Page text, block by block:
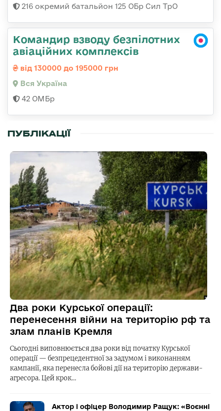
216 окремий батальйон 125 ОБр Сил ТрО
Командир взводу безпілотних
авіаційних комплексів
від 130000 до 195000 грн
Вся Україна
42 ОМБр
ПУБЛІКАЦІЇ
Два роки Курської операції:
перенесення війни на територію рф та
злам планів Кремля
Сьогодні виповнюється два роки від початку Курської
операції — безпрецедентної за задумом і виконанням
кампанії, яка перенесла бойові дії на територію держави-
агресора. Цей крок…
Актор і офіцер Володимир Ращук: «Воєнні